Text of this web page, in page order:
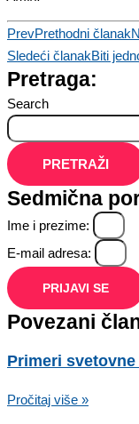
PrevPrethodni članak
Sledeći članakBiti
Pretraga:
Search
PRETRAŽI
Sedmična
Ime i prezime:
E-mail adresa:
PRIJAVI SE
Povezani
Primeri
Pročitaj više »